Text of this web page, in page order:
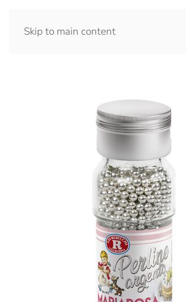
Skip to main content